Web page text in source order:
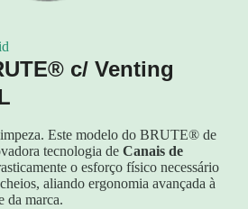
c/ Venting
Este modelo do BRUTE® de
tecnologia de Canais de
o esforço físico necessário
aliando ergonomia avançada à
da marca.